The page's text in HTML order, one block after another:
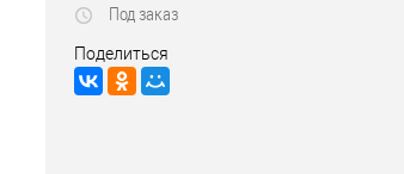
Под заказ
Поделиться